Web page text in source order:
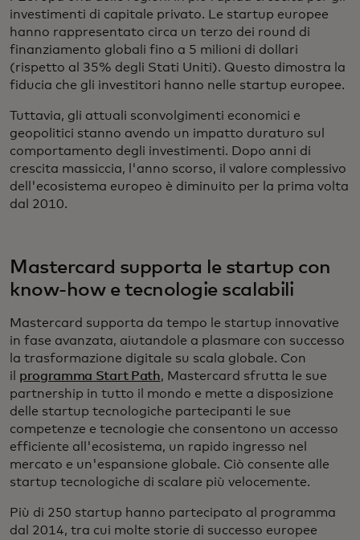
investimenti di capitale privato. Le startup europee
hanno rappresentato circa un terzo dei round di
finanziamento globali fino a 5 milioni di dollari
(rispetto al 35% degli Stati Uniti). Questo dimostra la
fiducia che gli investitori hanno nelle startup europee.
Tuttavia, gli attuali sconvolgimenti economici e
geopolitici stanno avendo un impatto duraturo sul
comportamento degli investimenti. Dopo anni di
crescita massiccia, l'anno scorso, il valore complessivo
dell'ecosistema europeo è diminuito per la prima volta
dal 2010.
Mastercard supporta le startup con
know-how e tecnologie scalabili
Mastercard supporta da tempo le startup innovative
in fase avanzata, aiutandole a plasmare con successo
la trasformazione digitale su scala globale. Con
il programma Start Path, Mastercard sfrutta le sue
partnership in tutto il mondo e mette a disposizione
delle startup tecnologiche partecipanti le sue
competenze e tecnologie che consentono un accesso
efficiente all'ecosistema, un rapido ingresso nel
mercato e un'espansione globale. Ciò consente alle
startup tecnologiche di scalare più velocemente.
Più di 250 startup hanno partecipato al programma
dal 2014, tra cui molte storie di successo europee